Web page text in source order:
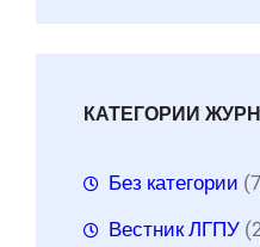
КАТЕГОРИИ
Без категории
Вестник ЛГПУ